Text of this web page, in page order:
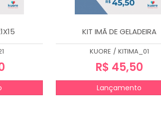
KIT IMÃ DE GELADEIRA
KUORE / KITIMA_01
R$ 45,50
Lançamento